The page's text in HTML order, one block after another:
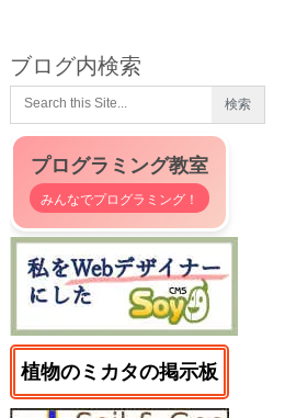
ブログ内検索
プログラミング教室
みんなでプログラミング！
植物のミカタの掲示板